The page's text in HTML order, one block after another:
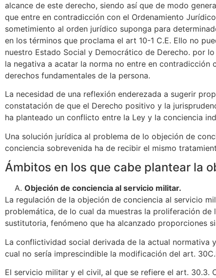
alcance de este derecho, siendo así que de modo
que entre en contradicción con el Ordenamiento
sometimiento al orden jurídico suponga para
en los términos que proclama el art 10-1 C.E. Ello no
nuestro Estado Social y Democrático de Derecho. por
la negativa a acatar la norma no entre en
derechos fundamentales de la persona.
La necesidad de una reflexión enderezada a sugerir
constatación de que el Derecho positivo y la
ha planteado un conflicto entre la Ley y la conciencia
Una solución jurídica al problema de lo objeción de
conciencia sobrevenida ha de recibir el mismo
Ámbitos en los que cabe plantear la
Objeción de conciencia al servicio militar.
La regulación de la objeción de conciencia al servicio
problemática, de lo cual da muestras la proliferación
sustitutoria, fenómeno que ha alcanzado proporciones
La conflictividad social derivada de la actual normativa
cual no sería imprescindible la modificación del art.
El servicio militar y el civil, al que se refiere el art. 30.3.